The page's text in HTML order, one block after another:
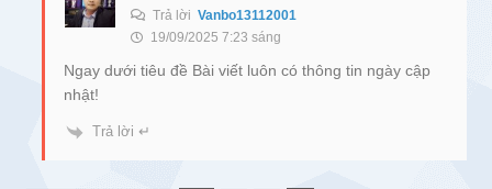
Trả lờiVanbo13112001
19/09/2025 7:23 sáng
Ngay dưới tiêu đề Bài viết luôn có thông tin ngày cập
nhật!
Trả lời ↵